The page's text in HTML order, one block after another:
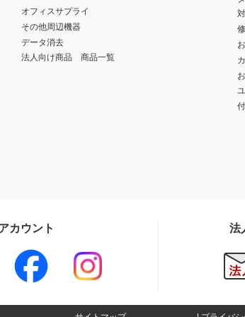
オフィスサプライ
その他周辺機器
データ消去
法人向け商品 商品一覧
カウント 法